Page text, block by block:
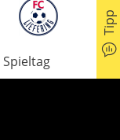
Spieltag
Tipp